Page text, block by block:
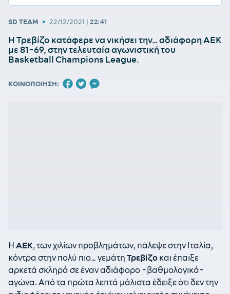
SD TEAM • 22/12/2021 | 22:41
Η Τρεβίζο κατάφερε να νικήσει την… αδιάφορη ΑΕΚ
με 81-69, στην τελευταία αγωνιστική του
Basketball Champions League.
ΚΟΙΝΟΠΟΙΗΣΗ:
Η ΑΕΚ, των χιλίων προβλημάτων, πάλεψε στην Ιταλία,
κόντρα στην πολύ πιο… γεμάτη Τρεβίζο και έπαιξε
αρκετά σκληρά σε έναν αδιάφορο -βαθμολογικά-
αγώνα. Από τα πρώτα λεπτά μάλιστα έδειξε ότι δεν την